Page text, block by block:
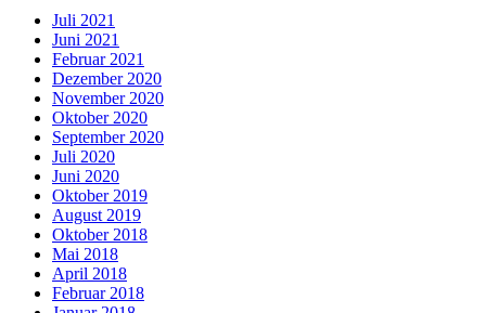
Juli 2021
Juni 2021
Februar 2021
Dezember 2020
November 2020
Oktober 2020
September 2020
Juli 2020
Juni 2020
Oktober 2019
August 2019
Oktober 2018
Mai 2018
April 2018
Februar 2018